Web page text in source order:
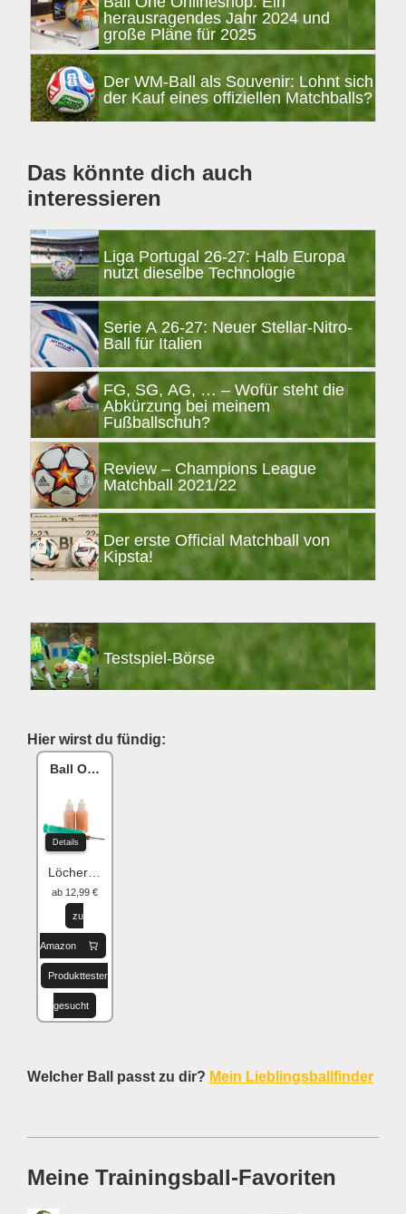
herausragendes Jahr 2024 und
große Pläne für 2025
Der WM-Ball als Souvenir: Lohnt sich
der Kauf eines offiziellen Matchballs?
Das könnte dich auch
interessieren
Liga Portugal 26-27: Halb Europa
nutzt dieselbe Technologie
Serie A 26-27: Neuer Stellar-Nitro-
Ball für Italien
FG, SG, AG, … – Wofür steht die
Abkürzung bei meinem
Fußballschuh?
Review – Champions League
Matchball 2021/22
Der erste Official Matchball von
Kipsta!
Testspiel-Börse
Hier wirst du fündig:
Ball One Reparaturset
Details
Löcher flicken
ab 12,99 €
zu
Amazon
Produkttester
gesucht
Welcher Ball passt zu dir? Mein Lieblingsballfinder
Meine Trainingsball-Favoriten